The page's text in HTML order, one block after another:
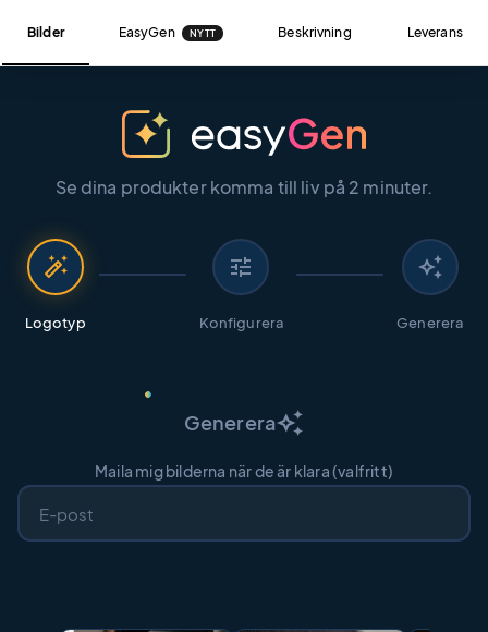
Bilder EasyGen NYTT Beskrivning Leverans
Se dina produkter komma till liv på 2 minuter.
auto_fix_high
Logotyp
tune
Konfigurera
auto_awesome
Generera
Genereraauto_awesome
Maila mig bilderna när de är klara (valfritt)